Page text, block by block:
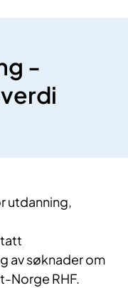
-
utdanning,
av søknader om
Norge RHF.